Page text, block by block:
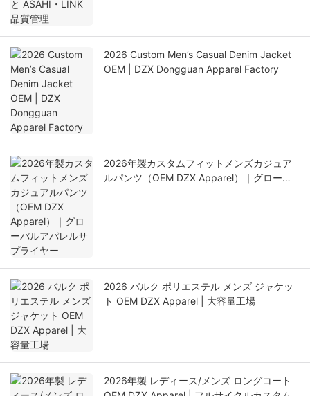
2026 Custom Men’s Casual Denim Jacket
OEM | DZX Dongguan Apparel Factory
2026年製カスタムフィットメンズカジュア
ルパンツ（OEM DZX Apparel）｜グローバ
2026 バルク ポリエステル メンズ ジャケッ
ト OEM DZX Apparel | 大容量工場
2026年製 レディース/メンズ ロングコート